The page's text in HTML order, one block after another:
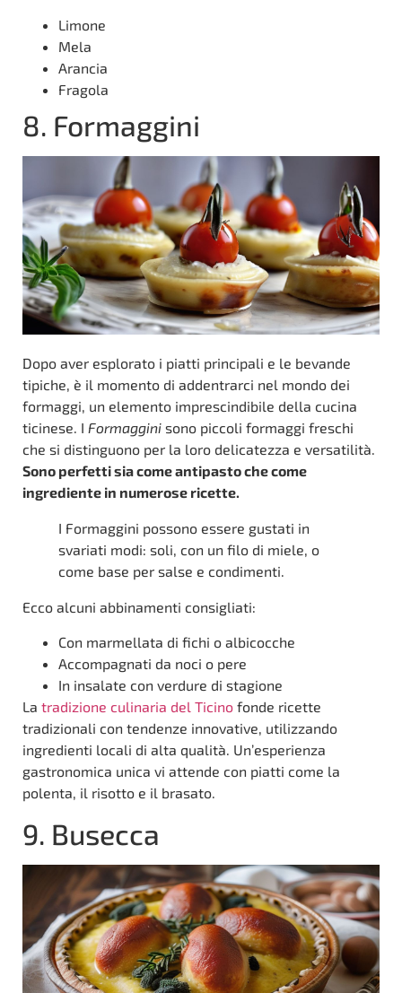
Limone
Mela
Arancia
Fragola
8. Formaggini
Dopo aver esplorato i piatti principali e le bevande
tipiche, è il momento di addentrarci nel mondo dei
formaggi, un elemento imprescindibile della cucina
ticinese. I Formaggini sono piccoli formaggi freschi
che si distinguono per la loro delicatezza e versatilità.
Sono perfetti sia come antipasto che come
ingrediente in numerose ricette.
I Formaggini possono essere gustati in
svariati modi: soli, con un filo di miele, o
come base per salse e condimenti.
Ecco alcuni abbinamenti consigliati:
Con marmellata di fichi o albicocche
Accompagnati da noci o pere
In insalate con verdure di stagione
La tradizione culinaria del Ticino fonde ricette
tradizionali con tendenze innovative, utilizzando
ingredienti locali di alta qualità. Un’esperienza
gastronomica unica vi attende con piatti come la
polenta, il risotto e il brasato.
9. Busecca